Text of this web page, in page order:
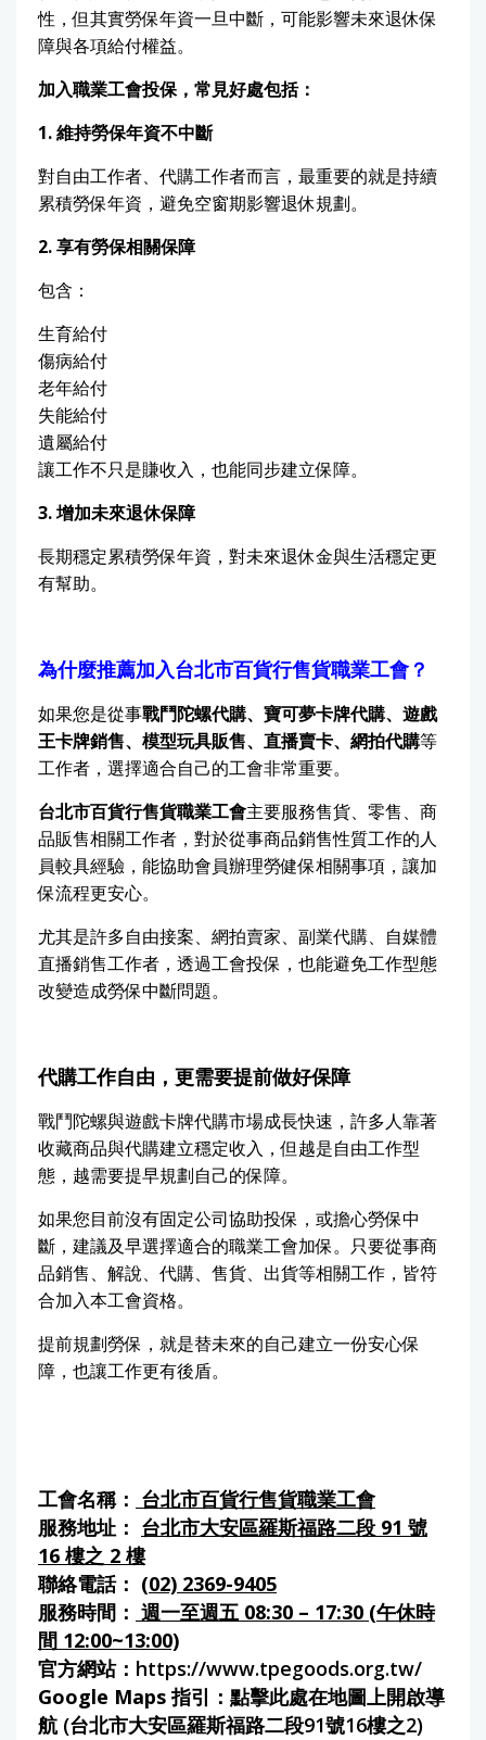
性，但其實勞保年資一旦中斷，可能影響未來退休保
障與各項給付權益。
加入職業工會投保，常見好處包括：
1.維持勞保年資不中斷
對自由工作者、代購工作者而言，最重要的就是持續
累積勞保年資，避免空窗期影響退休規劃。
2.享有勞保相關保障
包含：
生育給付
傷病給付
老年給付
失能給付
遺屬給付
讓工作不只是賺收入，也能同步建立保障。
3.增加未來退休保障
長期穩定累積勞保年資，對未來退休金與生活穩定更
有幫助。
為什麼推薦加入台北市百貨行售貨職業工會？
如果您是從事戰鬥陀螺代購、寶可夢卡牌代購、遊戲
王卡牌銷售、模型玩具販售、直播賣卡、網拍代購等
工作者，選擇適合自己的工會非常重要。
台北市百貨行售貨職業工會主要服務售貨、零售、商
品販售相關工作者，對於從事商品銷售性質工作的人
員較具經驗，能協助會員辦理勞健保相關事項，讓加
保流程更安心。
尤其是許多自由接案、網拍賣家、副業代購、自媒體
直播銷售工作者，透過工會投保，也能避免工作型態
改變造成勞保中斷問題。
代購工作自由，更需要提前做好保障
戰鬥陀螺與遊戲卡牌代購市場成長快速，許多人靠著
收藏商品與代購建立穩定收入，但越是自由工作型
態，越需要提早規劃自己的保障。
如果您目前沒有固定公司協助投保，或擔心勞保中
斷，建議及早選擇適合的職業工會加保。只要從事商
品銷售、解說、代購、售貨、出貨等相關工作，皆符
合加入本工會資格。
提前規劃勞保，就是替未來的自己建立一份安心保
障，也讓工作更有後盾。
工會名稱： 台北市百貨行售貨職業工會
服務地址： 台北市大安區羅斯福路二段 91 號
16 樓之 2 樓
聯絡電話： (02) 2369-9405
服務時間： 週一至週五 08:30 – 17:30 (午休時
間 12:00~13:00)
官方網站： https://www.tpegoods.org.tw/
Google Maps 指引： 點擊此處在地圖上開啟導
航 (台北市大安區羅斯福路二段91號16樓之2)